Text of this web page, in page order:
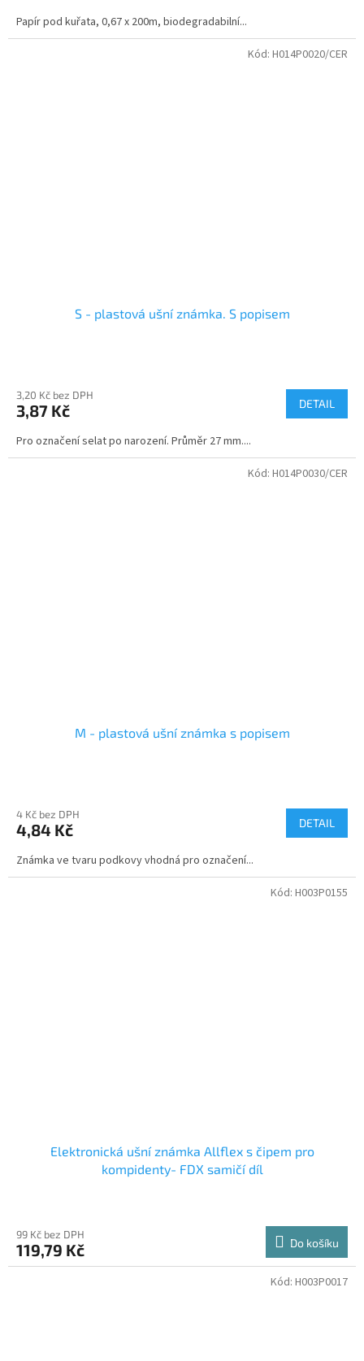
Papír pod kuřata, 0,67 x 200m, biodegradabilní...
S - plastová ušní známka. S popisem
3,20 Kč bez DPH
3,87 Kč DETAIL
Pro označení selat po narození. Průměr 27 mm....
Kód: H014P0020/CER
M - plastová ušní známka s popisem
4 Kč bez DPH
4,84 Kč DETAIL
Známka ve tvaru podkovy vhodná pro označení...
Kód: H014P0030/CER
Elektronická ušní známka Allflex s čipem pro
kompidenty- FDX samičí díl
99 Kč bez DPH
119,79 Kč Do košíku
Kód: H003P0155
Kód: H003P0017